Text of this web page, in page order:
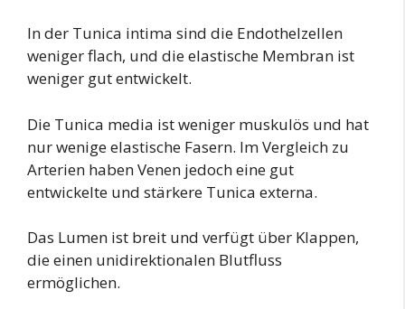
In der Tunica intima sind die Endothelzellen
weniger flach, und die elastische Membran ist
weniger gut entwickelt.
Die Tunica media ist weniger muskulös und hat
nur wenige elastische Fasern. Im Vergleich zu
Arterien haben Venen jedoch eine gut
entwickelte und stärkere Tunica externa.
Das Lumen ist breit und verfügt über Klappen,
die einen unidirektionalen Blutfluss
ermöglichen.